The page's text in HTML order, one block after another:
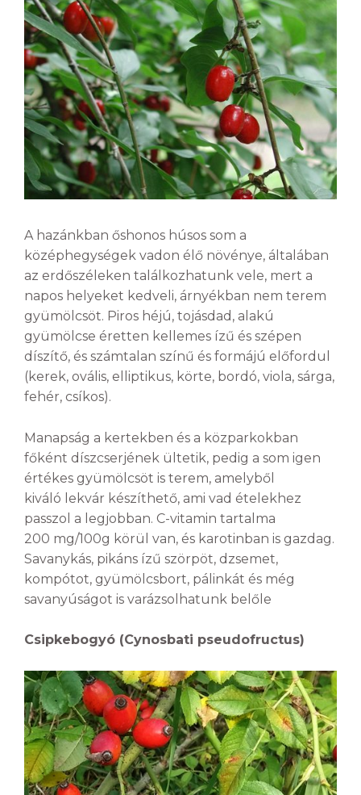
A hazánkban őshonos húsos som a
középhegységek vadon élő növénye, általában
az erdőszéleken találkozhatunk vele, mert a
napos helyeket kedveli, árnyékban nem terem
gyümölcsöt. Piros héjú, tojásdad, alakú
gyümölcse éretten kellemes ízű és szépen
díszítő, és számtalan színű és formájú előfordul
(kerek, ovális, elliptikus, körte, bordó, viola, sárga,
fehér, csíkos).
Manapság a kertekben és a közparkokban
főként díszcserjének ültetik, pedig a som igen
értékes gyümölcsöt is terem, amelyből
kiváló lekvár készíthető, ami vad ételekhez
passzol a legjobban. C-vitamin tartalma
200 mg/100g körül van, és karotinban is gazdag.
Savanykás, pikáns ízű szörpöt, dzsemet,
kompótot, gyümölcsbort, pálinkát és még
savanyúságot is varázsolhatunk belőle
Csipkebogyó (Cynosbati pseudofructus)